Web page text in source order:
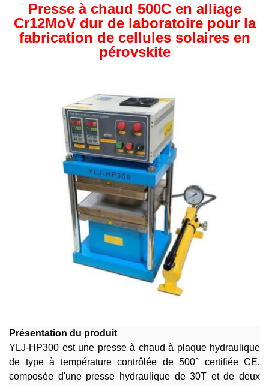
Presse à chaud 500C en alliage
Cr12MoV dur de laboratoire pour la
fabrication de cellules solaires en
pérovskite
Présentation du produit
YLJ-HP300 est une presse à chaud à plaque hydraulique
de type à température contrôlée de 500° certifiée CE,
composée d'une presse hydraulique de 30T et de deux